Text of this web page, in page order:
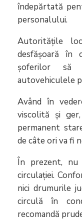
îndepărtată
personalului.
Autoritățile
desfășoară în
șoferilor să
autovehiculele
Având în
viscolită și
permanent
de câte ori va fi
În prezent, nu
circulației.
nici drumurile
circulă în
recomandă